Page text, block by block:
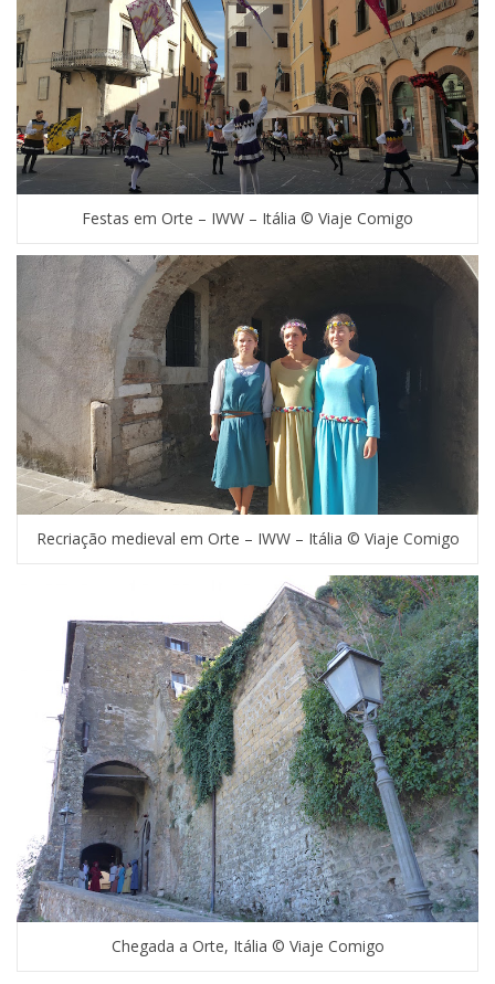
Festas em Orte – IWW – Itália © Viaje Comigo
Recriação medieval em Orte – IWW – Itália © Viaje Comigo
Chegada a Orte, Itália © Viaje Comigo